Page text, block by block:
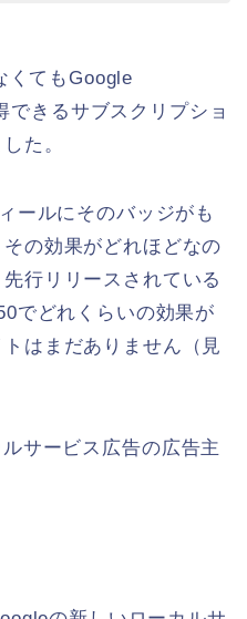
くてもGoogle
できるサブスクリプショ
た。
ールにそのバッジがも
の効果がどれほどなの
行リリースされている
でどれくらいの効果が
はまだありません（見
サービス広告の広告主